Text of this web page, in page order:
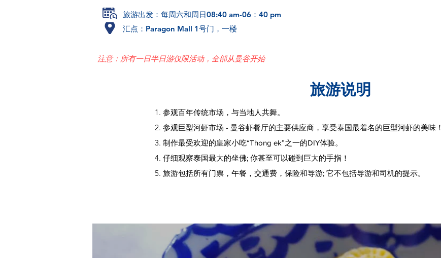
旅游出发：每周六和周日08:40 am-06：40 pm
汇点：Paragon Mall 1号门，一楼
注意：所有一日半日游仅限活动，全部从曼谷开始
旅游说明
参观百年传统市场，与当地人共舞。
参观巨型河虾市场 - 曼谷虾餐厅的主要供应商，享受泰国最着名的巨型河虾的美味！
制作最受欢迎的皇家小吃“Thong ek”之一的DIY体验。
仔细观察泰国最大的坐佛; 你甚至可以碰到巨大的手指！
旅游包括所有门票，午餐，交通费，保险和导游; 它不包括导游和司机的提示。